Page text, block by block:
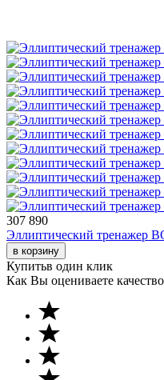
307 890
Эллиптический тренажер
в корзину
Купитьв один клик
Как Вы оцениваете